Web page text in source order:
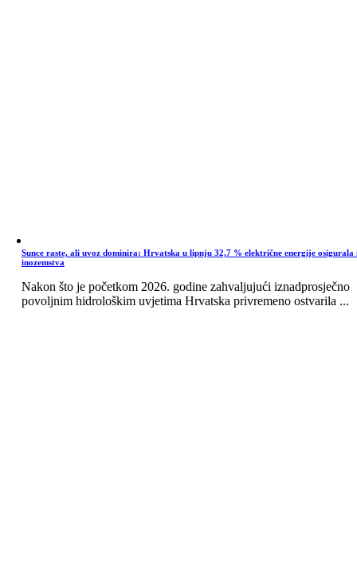
Sunce raste, ali uvoz dominira: Hrvatska u lipnju 32,7 % električne energije osigurala
inozemstva
Nakon što je početkom 2026. godine zahvaljujući iznadprosječno
povoljnim hidrološkim uvjetima Hrvatska privremeno ostvarila ...